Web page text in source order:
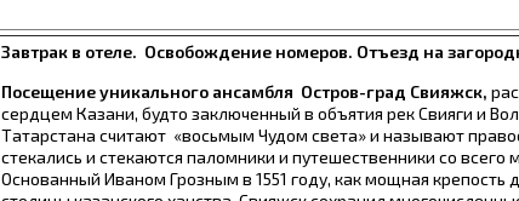
Завтрак в отеле. Освобождение номеров. Отъезд на
Посещение уникального ансамбля Остров-град Свияжск,
сердцем Казани, будто заключенный в объятия рек Свияги и
Татарстана считают «восьмым Чудом света» и называют
стекались и стекаются паломники и путешественники со всего
Основанный Иваном Грозным в 1551 году, как мощная крепость